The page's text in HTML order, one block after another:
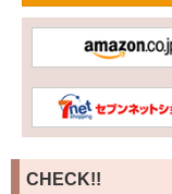
CHECK!!